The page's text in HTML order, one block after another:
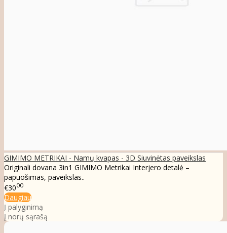
GIMIMO METRIKAI - Namų kvapas - 3D Siuvinėtas paveikslas
Originali dovana 3in1 GIMIMO Metrikai Interjero detalė –
papuošimas, paveikslas..
€3000
Daugiau
Į palyginimą
Į norų sąrašą